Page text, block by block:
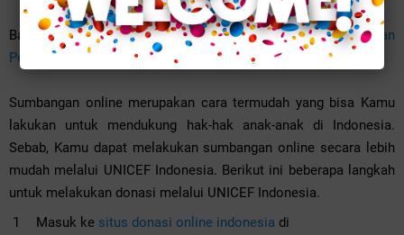
Baca juga:Memahami Risiko Cyber yang Merugikan
Perusahaan
Sumbangan online merupakan cara termudah yang bisa Kamu
lakukan untuk mendukung hak-hak anak-anak di Indonesia.
Sebab, Kamu dapat melakukan sumbangan online secara lebih
mudah melalui UNICEF Indonesia. Berikut ini beberapa langkah
untuk melakukan donasi melalui UNICEF Indonesia.
Masuk ke situs donasi online indonesia di